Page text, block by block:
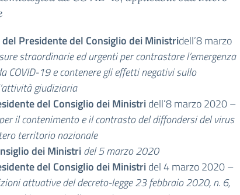
del Presidente del Consiglio dei Ministridell’8 marzo
straordinarie ed urgenti per contrastare l’emergenza
COVID-19 e contenere gli effetti negativi sullo
giudiziaria
del Consiglio dei Ministridell’8 marzo 2020 –
il contenimento e il contrasto del diffondersi del virus
territorio nazionale
dei Ministridel 5 marzo 2020
del Consiglio dei Ministridel 4 marzo 2020 –
attuative del decreto-legge 23 febbraio 2020, n. 6,